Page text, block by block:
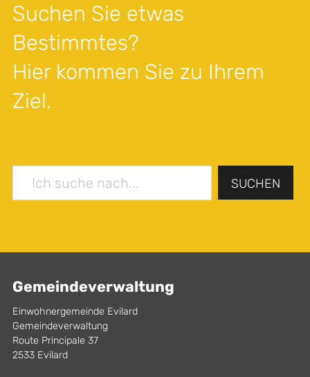
Suchen Sie etwas
Bestimmtes?
Hier kommen Sie zu Ihrem
Ziel.
SUCHEN
Gemeindeverwaltung
Einwohnergemeinde Evilard
Gemeindeverwaltung
Route Principale 37
2533 Evilard